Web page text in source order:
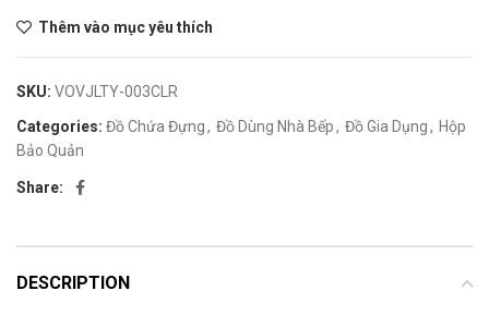
Thêm vào mục yêu thích
SKU: VOVJLTY-003CLR
Categories: Đồ Chứa Đựng, Đồ Dùng Nhà Bếp, Đồ Gia Dụng, Hộp
Bảo Quản
Share:
DESCRIPTION